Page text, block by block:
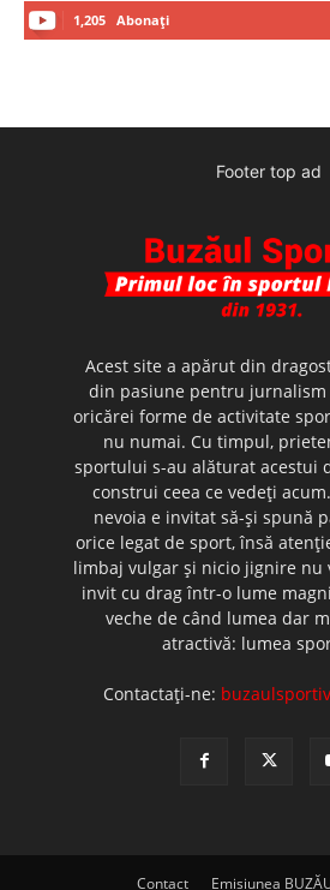
1,205 Abonați
Footer top ad
Acest site a apărut din
din pasiune pentru jurnalism
oricărei forme de activitate
nu numai. Cu timpul,
sportului s-au alăturat acestui
construi ceea ce vedeţi
nevoia e invitat să-şi spună
orice legat de sport, însă
limbaj vulgar şi nicio jignire nu
invit cu drag într-o lume
veche de când lumea dar
atractivă: lumea
Contactați-ne:
Contact Emisiunea